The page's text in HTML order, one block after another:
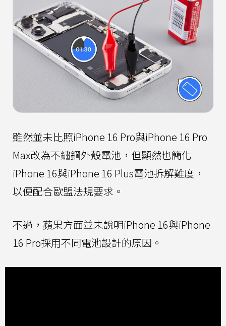
雖然並未比照iPhone 16 Pro與iPhone 16 Pro
Max改為不鏽鋼外殼電池，但顯然也簡化
iPhone 16與iPhone 16 Plus電池拆解難度，
以便配合歐盟法規要求。
不過，蘋果方面並未說明iPhone 16與iPhone
16 Pro採用不同電池設計的原因。